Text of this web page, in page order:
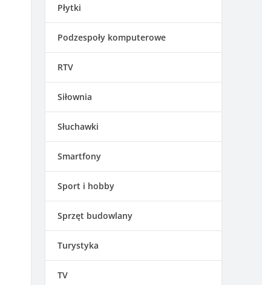
Płytki
Podzespoły komputerowe
RTV
Siłownia
Słuchawki
Smartfony
Sport i hobby
Sprzęt budowlany
Turystyka
TV